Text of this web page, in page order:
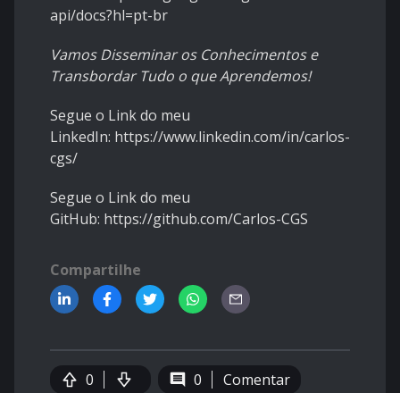
api/docs?hl=pt-br
Vamos Disseminar os Conhecimentos e
Transbordar Tudo o que Aprendemos!
Segue o Link do meu
LinkedIn: https://www.linkedin.com/in/carlos-
cgs/
Segue o Link do meu
GitHub: https://github.com/Carlos-CGS
Compartilhe
0 0 Comentar